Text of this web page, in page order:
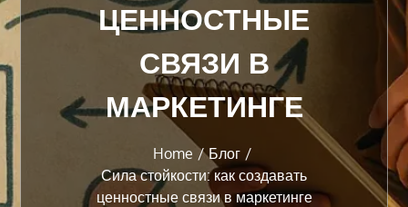
ЦЕННОСТНЫЕ
СВЯЗИ В
МАРКЕТИНГЕ
Home
Блог
Сила стойкости: как создавать
ценностные связи в маркетинге